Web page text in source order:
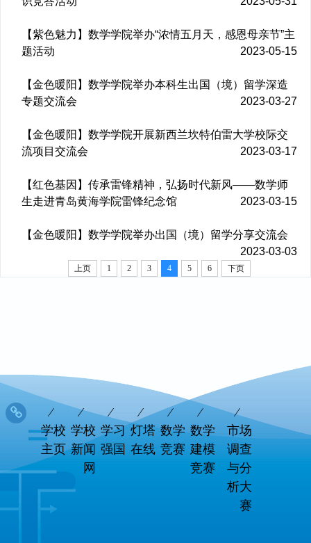
【紫色魅力】数学学院举办“浓情五月天，感恩母亲节”主
题活动
2023-05-15
【金色暖阳】数学学院举办本科生出国（境）留学深造
专题交流会
2023-03-27
【金色暖阳】数学学院开展新西兰坎特伯雷大学校际交
流项目交流会
2023-03-17
【红色基因】传承雷锋精神，弘扬时代新风——数学师
生走进青岛黄海学院雷锋纪念馆
2023-03-15
【金色暖阳】数学学院举办出国（境）留学分享交流会
2023-03-03
上页 1 2 3 4 5 6 下页
学校
主页
学校
新闻
网
学习
强国
灯塔
在线
数学
竞赛
数学
建模
竞赛
市场
调查
与分
析大
赛